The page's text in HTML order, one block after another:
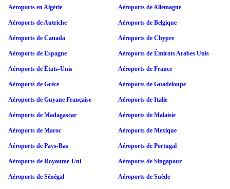
Aéroports en Algérie Aéroports de Allemagne
Aéroports de Autriche Aéroports de Belgique
Aéroports de Canada Aéroports de Chypre
Aéroports de Espagne Aéroports de Émirats Arabes Unis
Aéroports de États-Unis Aéroports de France
Aéroports de Grèce Aéroports de Guadeloupe
Aéroports de Guyane Française Aéroports de Italie
Aéroports de Madagascar Aéroports de Malaisie
Aéroports de Maroc Aéroports de Mexique
Aéroports de Pays-Bas Aéroports de Portugal
Aéroports de Royaume-Uni Aéroports de Singapour
Aéroports de Sénégal Aéroports de Suède